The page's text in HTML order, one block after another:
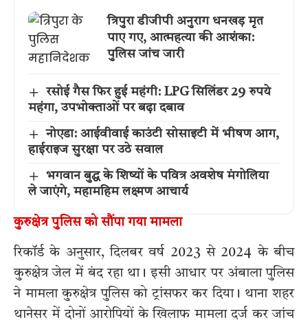
त्रिपुरा डीजीपी अनुराग धनखड़ मृत
पाए गए, आत्महत्या की आशंका:
पुलिस जांच जारी
रसोई गैस फिर हुई महंगी: LPG सिलिंडर 29 रुपये
महंगा, उपभोक्ताओं पर बढ़ा दबाव
नोएडा: आईवीवाई काउंटी सोसाइटी में भीषण आग,
हाईराइज सुरक्षा पर उठे सवाल
भगवान बुद्ध के शिष्यों के पवित्र अवशेष मंगोलिया
ले जाएंगे, महामहिम लक्ष्मण आचार्य
कुरुक्षेत्र पुलिस को सौंपा गया मामला
रिकॉर्ड के अनुसार, दिलबर वर्ष 2023 से 2024 के बीच
कुरुक्षेत्र जेल में बंद रहा था। इसी आधार पर अंबाला पुलिस
ने मामला कुरुक्षेत्र पुलिस को ट्रांसफर कर दिया। थाना शहर
थानेसर में दोनों आरोपियों के खिलाफ मामला दर्ज कर जांच